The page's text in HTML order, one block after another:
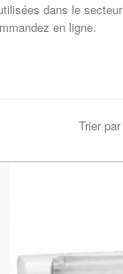
dans le secteur
en ligne.
Trier par